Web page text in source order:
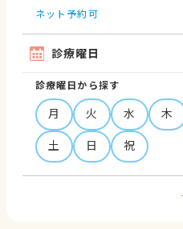
ネット予約可
診療曜日
診療曜日から探す
月 火 水 木
土
日 祝